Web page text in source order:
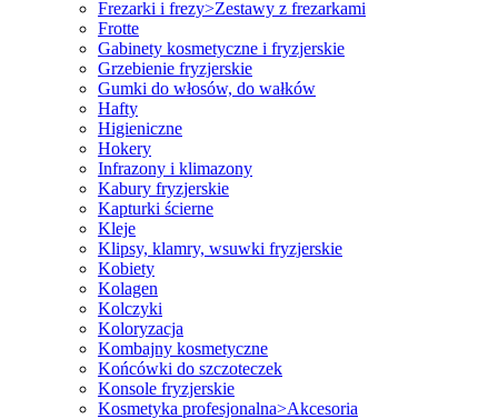
Frezarki i frezy>Zestawy z frezarkami
Frotte
Gabinety kosmetyczne i fryzjerskie
Grzebienie fryzjerskie
Gumki do włosów, do wałków
Hafty
Higieniczne
Hokery
Infrazony i klimazony
Kabury fryzjerskie
Kapturki ścierne
Kleje
Klipsy, klamry, wsuwki fryzjerskie
Kobiety
Kolagen
Kolczyki
Koloryzacja
Kombajny kosmetyczne
Końcówki do szczoteczek
Konsole fryzjerskie
Kosmetyka profesjonalna>Akcesoria